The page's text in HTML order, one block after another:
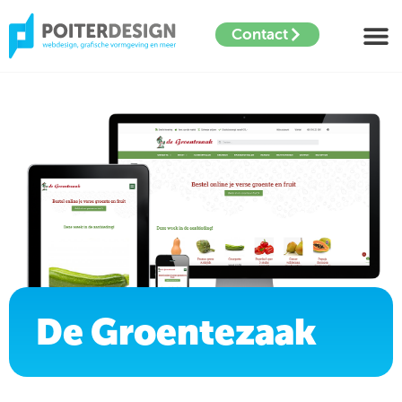
Contact
De Groentezaak